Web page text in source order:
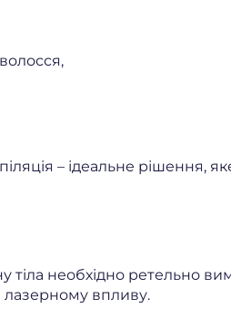
– ідеальне рішення,
тіла необхідно ретельно
лазерному впливу.